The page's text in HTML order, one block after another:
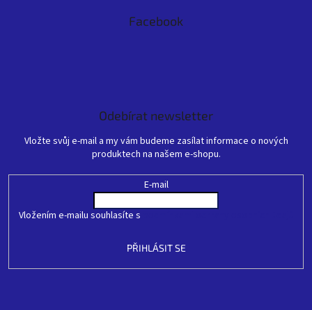
Facebook
Odebírat newsletter
Vložte svůj e-mail a my vám budeme zasílat informace o nových
produktech na našem e-shopu.
E-mail
Vložením e-mailu souhlasíte s
PŘIHLÁSIT SE